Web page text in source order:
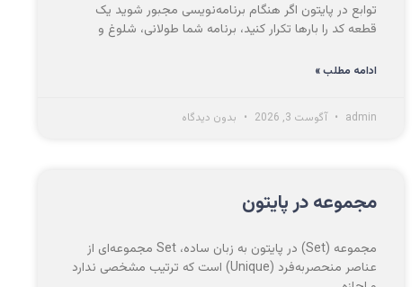
توابع در پایتون اگر هنگام برنامه‌نویسی مجبور شوید یک
قطعه کد را بارها تکرار کنید، برنامه شما طولانی، شلوغ و
ادامه مطلب »
admin آگوست 3, 2026 بدون دیدگاه
مجموعه در پایتون
مجموعه (Set) در پایتون به زبان ساده، Set مجموعه‌ای از
عناصر منحصربه‌فرد (Unique) است که ترتیب مشخصی ندارد